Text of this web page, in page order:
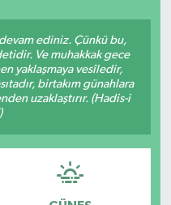
ediniz. Çünkü bu,
Ve muhakkak gece
yaklaşmaya vesîledir,
birtakım günahlara
uzaklaştırır. (Hadis-i